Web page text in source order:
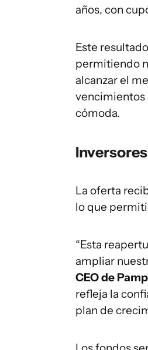
años, con
Este
permitiendo
alcanzar el
vencimientos
cómoda.
La oferta
lo que
“Esta
ampliar
CEO de
refleja la
plan de